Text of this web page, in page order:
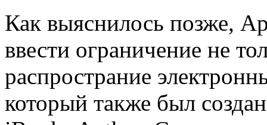
Как выяснилось позже,
ввести ограничение не
распространие
который также был